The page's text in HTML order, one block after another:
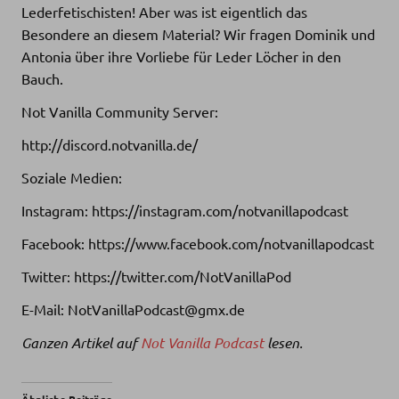
Lederfetischisten! Aber was ist eigentlich das
Besondere an diesem Material? Wir fragen Dominik und
Antonia über ihre Vorliebe für Leder Löcher in den
Bauch.
Not Vanilla Community Server:
http://discord.notvanilla.de/
Soziale Medien:
Instagram: https://instagram.com/notvanillapodcast
Facebook: https://www.facebook.com/notvanillapodcast
Twitter: https://twitter.com/NotVanillaPod
E-Mail: NotVanillaPodcast@gmx.de
Ganzen Artikel aufNot Vanilla Podcastlesen.